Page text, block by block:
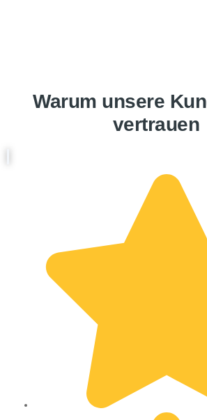
Warum unsere
vertrauen